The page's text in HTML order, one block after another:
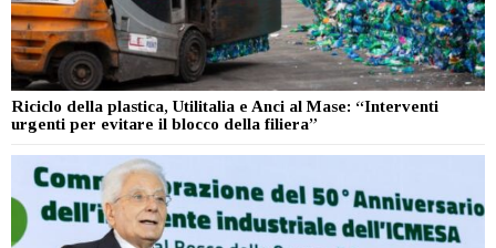
Riciclo della plastica, Utilitalia e Anci al Mase: “Interventi
urgenti per evitare il blocco della filiera”